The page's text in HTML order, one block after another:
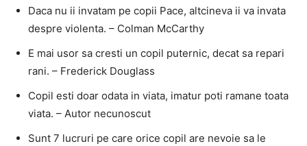
Daca nu ii invatam pe copii Pace, altcineva ii va invata
despre violenta. – Colman McCarthy
E mai usor sa cresti un copil puternic, decat sa repari
rani. – Frederick Douglass
Copil esti doar odata in viata, imatur poti ramane toata
viata. – Autor necunoscut
Sunt 7 lucruri pe care orice copil are nevoie sa le